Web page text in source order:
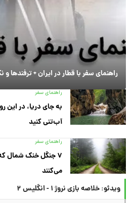
راهنمای سفر با قطار در ایران + ترفندها
راهنمای سفر
به جای دریا، در این
آب‌تنی کنید
راهنمای سفر
۷ جنگل خنک شمال
می‌کنند
ویدئو: خلاصه بازی نروژ ۱ - انگلیس ۲